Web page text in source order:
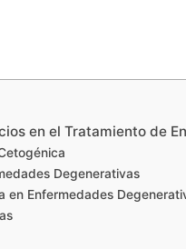
en el Tratamiento de
Degenerativas
en Enfermedades